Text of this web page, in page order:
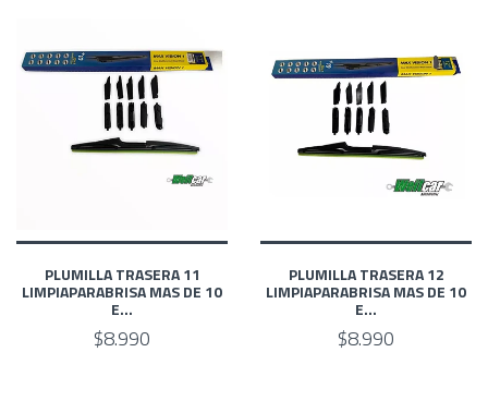
PLUMILLA TRASERA 11
LIMPIAPARABRISA MAS DE 10
E...
$8.990
PLUMILLA TRASERA 12
LIMPIAPARABRISA MAS DE 10
E...
$8.990